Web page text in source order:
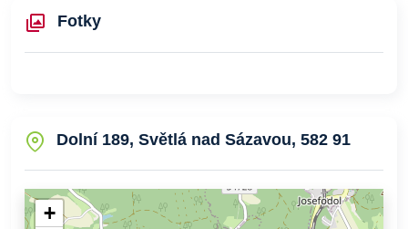
Fotky
Dolní 189, Světlá nad Sázavou, 582 91
+